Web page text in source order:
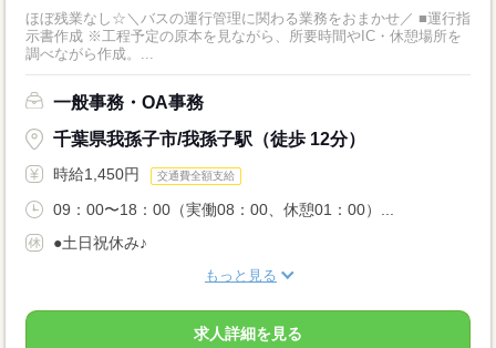
ほぼ残業なし☆＼バスの運行管理に関わる業務をおまかせ／ ■運行指
示書作成 ※工程予定の原本を見ながら、所要時間やIC・休憩場所を
調べながら作成。...
一般事務・OA事務
千葉県我孫子市/我孫子駅（徒歩 12分）
時給1,450円 交通費全額支給
09：00〜18：00（実働08：00、休憩01：00）...
●土日祝休み♪
もっと見る
求人詳細を見る